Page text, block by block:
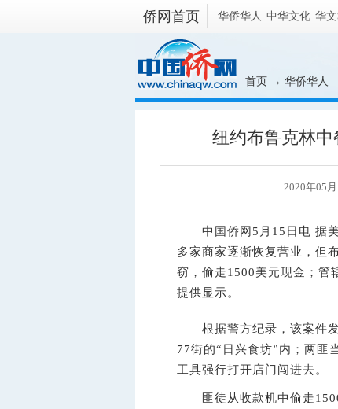
侨网首页 华侨华人 中华文化 华
首页 → 华侨华人
纽约布鲁克林
2020年05
中国侨网5月15日电 据美
多家商家逐渐恢复营业，但
窃，偷走1500美元现金；管
提供显示。
根据警方纪录，该案件发
77街的“日兴食坊”内；两匪
工具强行打开店门闯进去。
匪徒从收款机中偷走1500